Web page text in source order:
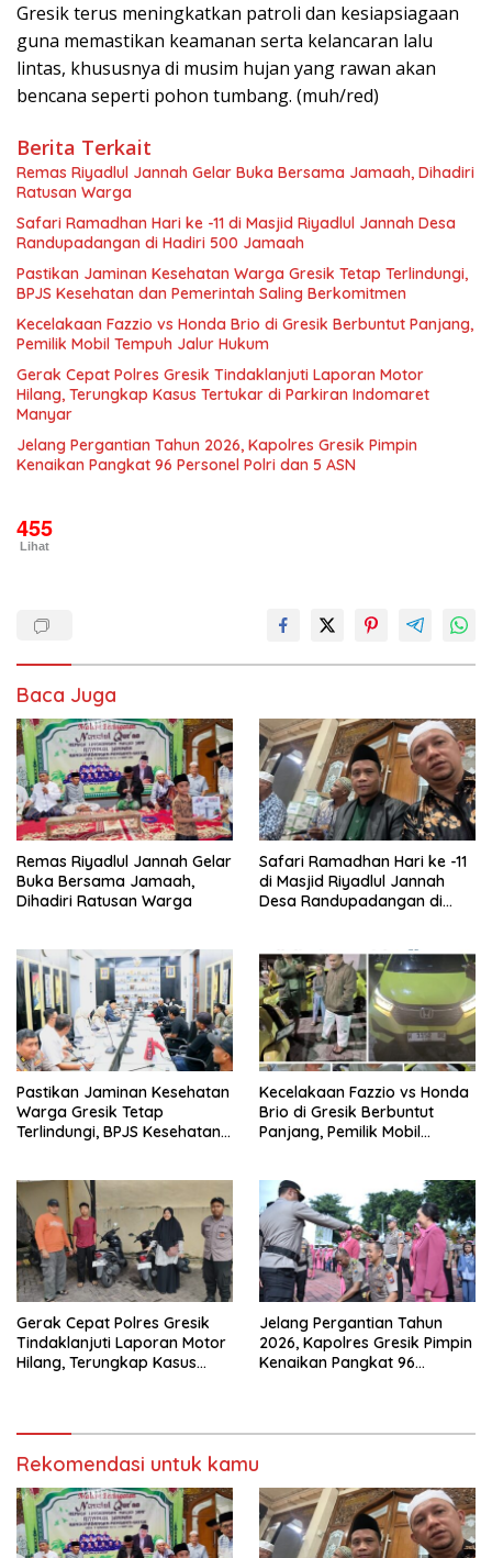
Gresik terus meningkatkan patroli dan kesiapsiagaan
guna memastikan keamanan serta kelancaran lalu
lintas, khususnya di musim hujan yang rawan akan
bencana seperti pohon tumbang. (muh/red)
Berita Terkait
Remas Riyadlul Jannah Gelar Buka Bersama Jamaah, Dihadiri
Ratusan Warga
Safari Ramadhan Hari ke -11 di Masjid Riyadlul Jannah Desa
Randupadangan di Hadiri 500 Jamaah
Pastikan Jaminan Kesehatan Warga Gresik Tetap Terlindungi,
BPJS Kesehatan dan Pemerintah Saling Berkomitmen
Kecelakaan Fazzio vs Honda Brio di Gresik Berbuntut Panjang,
Pemilik Mobil Tempuh Jalur Hukum
Gerak Cepat Polres Gresik Tindaklanjuti Laporan Motor
Hilang, Terungkap Kasus Tertukar di Parkiran Indomaret
Manyar
Jelang Pergantian Tahun 2026, Kapolres Gresik Pimpin
Kenaikan Pangkat 96 Personel Polri dan 5 ASN
455
Lihat
Baca Juga
Remas Riyadlul Jannah Gelar
Buka Bersama Jamaah,
Dihadiri Ratusan Warga
Safari Ramadhan Hari ke -11
di Masjid Riyadlul Jannah
Desa Randupadangan di
Pastikan Jaminan Kesehatan
Warga Gresik Tetap
Terlindungi, BPJS Kesehatan
Kecelakaan Fazzio vs Honda
Brio di Gresik Berbuntut
Panjang, Pemilik Mobil
Gerak Cepat Polres Gresik
Tindaklanjuti Laporan Motor
Hilang, Terungkap Kasus
Jelang Pergantian Tahun
2026, Kapolres Gresik Pimpin
Kenaikan Pangkat 96
Rekomendasi untuk kamu